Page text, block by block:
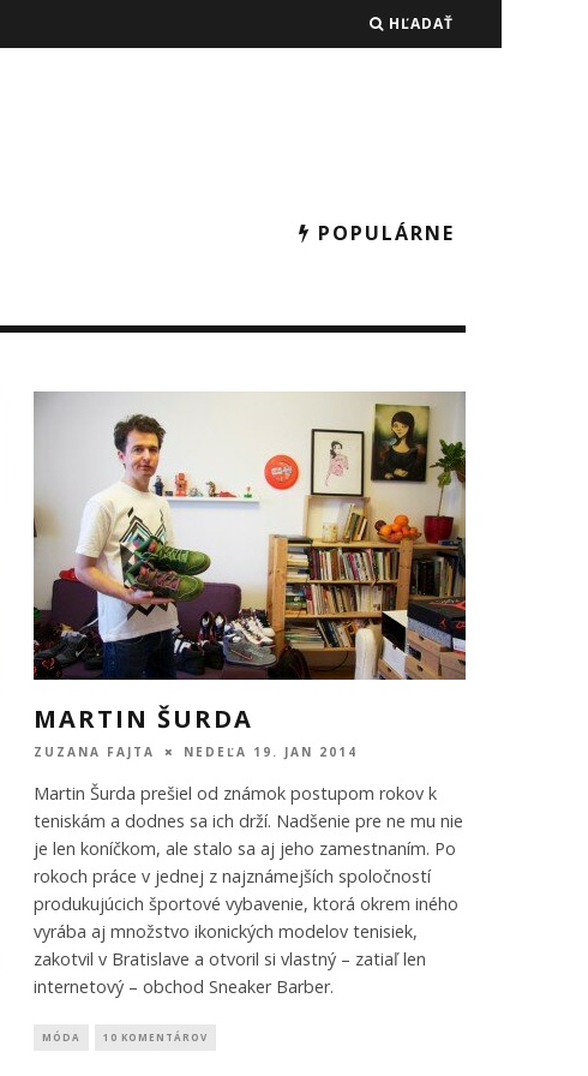
HĽADAŤ
POPULÁRNE
MARTIN ŠURDA
ZUZANA FAJTA NEDEĽA 19. JAN 2014
Martin Šurda prešiel od známok postupom rokov k
teniskám a dodnes sa ich drží. Nadšenie pre ne mu nie
je len koníčkom, ale stalo sa aj jeho zamestnaním. Po
rokoch práce v jednej z najznámejších spoločností
produkujúcich športové vybavenie, ktorá okrem iného
vyrába aj množstvo ikonických modelov tenisiek,
zakotvil v Bratislave a otvoril si vlastný – zatiaľ len
internetový – obchod Sneaker Barber.
MÓDA 10 KOMENTÁROV